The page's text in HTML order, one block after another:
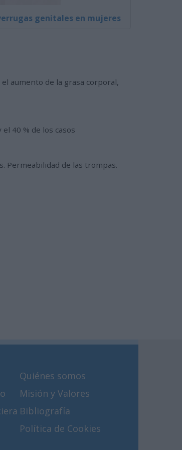
genitales en mujeres
aumento de la grasa corporal,
40 % de los casos
Permeabilidad de las trompas.
Quiénes somos
Misión y Valores
Bibliografía
Política de Cookies